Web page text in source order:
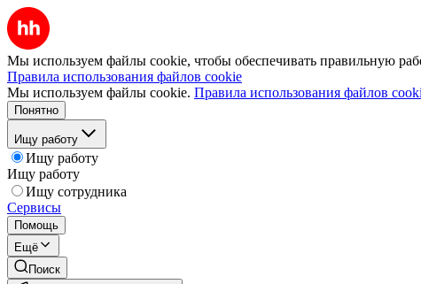
Мы используем файлы cookie, чтобы обеспечивать правильную
Правила использования файлов cookie
Мы используем файлы cookie. Правила использования файлов
Понятно
Ищу работу
Ищу работу
Ищу работу
Ищу сотрудника
Сервисы
Помощь
Ещё
Поиск